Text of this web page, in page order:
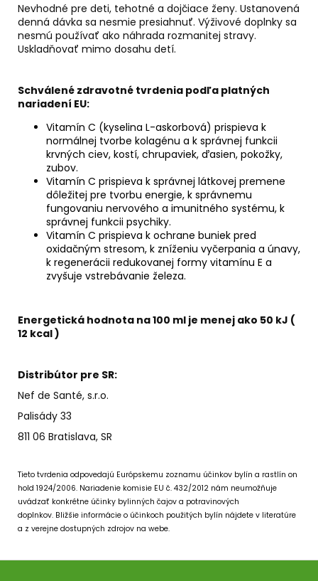
Nevhodné pre deti, tehotné a dojčiace ženy. Ustanovená
denná dávka sa nesmie presiahnuť. Výživové doplnky sa
nesmú používať ako náhrada rozmanitej stravy.
Uskladňovať mimo dosahu detí.
Schválené zdravotné tvrdenia podľa platných
nariadení EU:
Vitamín C (kyselina L-askorbová) prispieva k
normálnej tvorbe kolagénu a k správnej funkcii
krvných ciev, kostí, chrupaviek, ďasien, pokožky,
zubov.
Vitamín C prispieva k správnej látkovej premene
dôležitej pre tvorbu energie, k správnemu
fungovaniu nervového a imunitného systému, k
správnej funkcii psychiky.
Vitamín C prispieva k ochrane buniek pred
oxidačným stresom, k zníženiu vyčerpania a únavy,
k regenerácii redukovanej formy vitamínu E a
zvyšuje vstrebávanie železa.
Energetická hodnota na 100 ml je menej ako 50 kJ (
12 kcal )
Distribútor pre SR:
Nef de Santé, s.r.o.
Palisády 33
811 06 Bratislava, SR
Tieto tvrdenia odpovedajú Európskemu zoznamu účinkov bylín a rastlín on
hold 1924/2006. Nariadenie komisie EU č. 432/2012 nám neumožňuje
uvádzať konkrétne účinky bylinných čajov a potravinových
doplnkov. Bližšie informácie o účinkoch použitých bylín nájdete v literatúre
a z verejne dostupných zdrojov na webe.
Z